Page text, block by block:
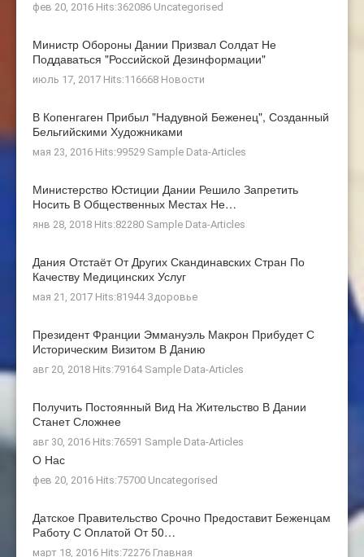
фев 20, 2016 Hits:362086 Uncategorised
Министр Обороны Дании Призвал Солдат Не
Поддаваться "российской Дезинформации"
июль 17, 2017 Hits:116668 Новости
В Копенгаген Прибыл "Надувной Беженец", Созданный
Бельгийскими Художниками
мая 23, 2016 Hits:99529 Sample Data-Articles
Министерство Юстиции Дании Решило Запретить
Носить В Общественных Местах Не…
янв 28, 2018 Hits:82280 Sample Data-Articles
Дания Отстаёт От Других Скандинавских Стран По
Качеству Медицинских Услуг
мая 21, 2017 Hits:81944 Здоровье
Президент Франции Эммануэль Макрон Прибудет С
Историческим Визитом В Данию
авг 20, 2018 Hits:79164 Sample Data-Articles
Получить Постоянный Вид На Жительство В Дании
Станет Сложнее
авг 30, 2016 Hits:76591 Sample Data-Articles
О Нас
фев 20, 2016 Hits:75700 Uncategorised
Датское Правительство Срочно Предоставит Беженцам
Работу С Оплатой От 50…
март 18, 2016 Hits:72276 Главная